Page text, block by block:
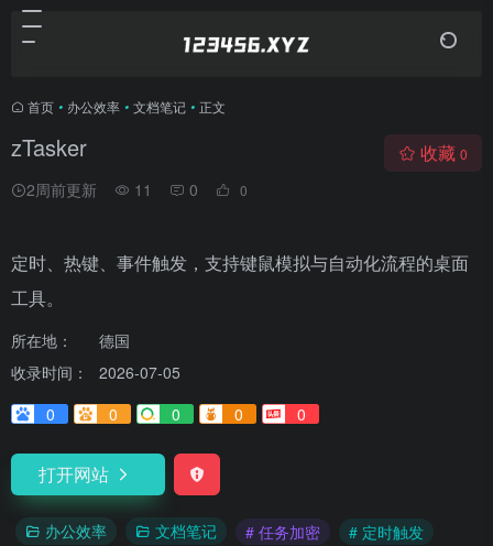
首页 • 办公效率 • 文档笔记 • 正文
zTasker
2周前更新 11 0 0
收藏 0
定时、热键、事件触发，支持键鼠模拟与自动化流程的桌面
工具。
所在地：
德国
收录时间：
2026-07-05
0
0 0 0 0
打开网站
办公效率 文档笔记 # 任务加密
# 定时触发